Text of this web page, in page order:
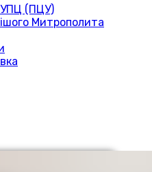
УПЦ (ПЦУ)
Митрополита